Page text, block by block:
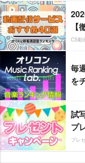
【
CS動
毎
を
試
プ
プレ